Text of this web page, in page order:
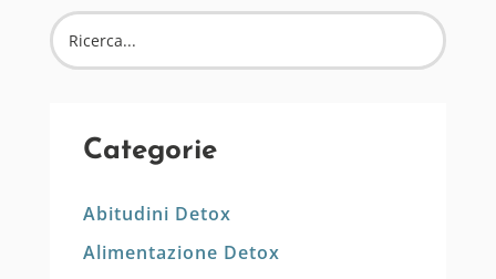
Categorie
Abitudini Detox
Alimentazione Detox